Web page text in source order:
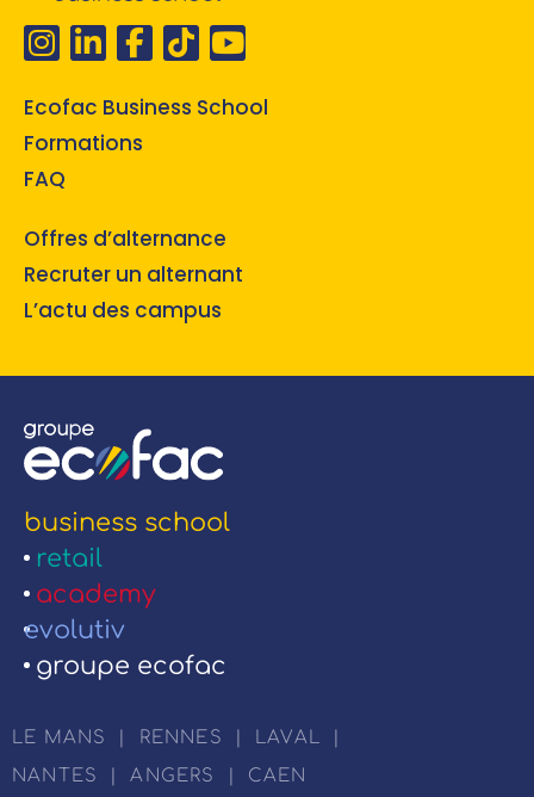
Ecofac Business School
Formations
FAQ
Offres d’alternance
Recruter un alternant
L’actu des campus
business school
retail
academy
evolutiv
groupe ecofac
LE MANS RENNES LAVAL
NANTES
ANGERS CAEN